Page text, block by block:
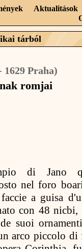
Aktualitások
tárból
1629 Praha)
romjai
di Jano
nel foro
a guisa
con 48
suoi
arco piccolo di